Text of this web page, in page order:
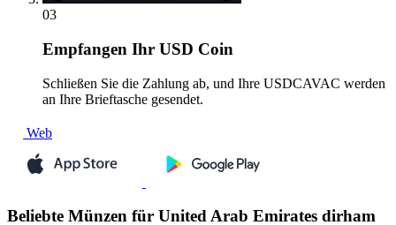
03
Empfangen Ihr USD Coin
Schließen Sie die Zahlung ab, und Ihre USDCAVAC werden
an Ihre Brieftasche gesendet.
Web
Beliebte Münzen für United Arab Emirates dirham